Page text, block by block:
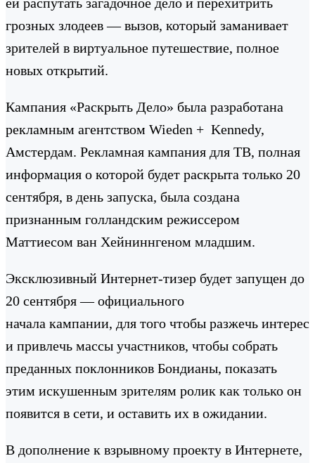
грозных злодеев — вызов, который заманивает
зрителей в виртуальное путешествие, полное
новых открытий.
Кампания «Раскрыть Дело» была разработана
рекламным агентством Wieden + Kennedy,
Амстердам. Рекламная кампания для ТВ, полная
информация о которой будет раскрыта только 20
сентября, в день запуска, была создана
признанным голландским режиссером
Маттиесом ван Хейниннгеном младшим.
Эксклюзивный Интернет-тизер будет запущен до
20 сентября — официального
начала кампании, для того чтобы разжечь интерес
и привлечь массы участников, чтобы собрать
преданных поклонников Бондианы, показать
этим искушенным зрителям ролик как только он
появится в сети, и оставить их в ожидании.
В дополнение к взрывному проекту в Интернете,